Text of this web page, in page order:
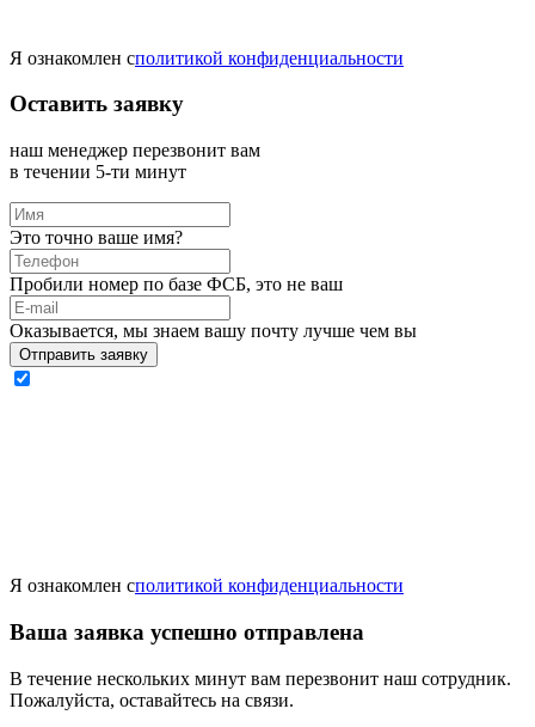
Я ознакомлен сполитикой конфиденциальности
Оставить заявку
наш менеджер перезвонит вам
в течении 5-ти минут
Это точно ваше имя?
Пробили номер по базе ФСБ, это не ваш
Оказывается, мы знаем вашу почту лучше чем вы
Отправить заявку
Я ознакомлен сполитикой конфиденциальности
Ваша заявка успешно отправлена
В течение нескольких минут вам перезвонит наш сотрудник.
Пожалуйста, оставайтесь на связи.